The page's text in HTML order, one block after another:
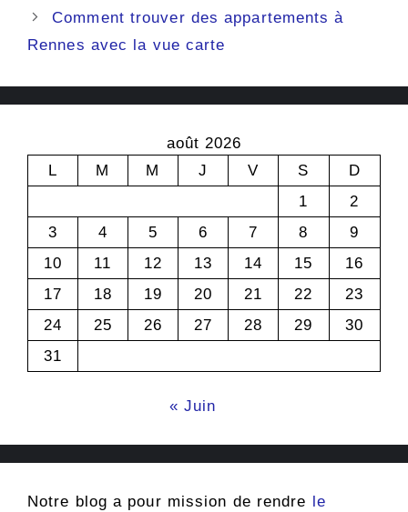
Comment trouver des appartements à
Rennes avec la vue carte
août 2026
L
M M J V S
D
1
2
3
4 5 6 7 8
9
10
11 12 13 14 15
16
17
18 19 20 21 22
23
24
25 26 27 28 29
30
31
« Juin
Notre blog a pour mission de rendre le